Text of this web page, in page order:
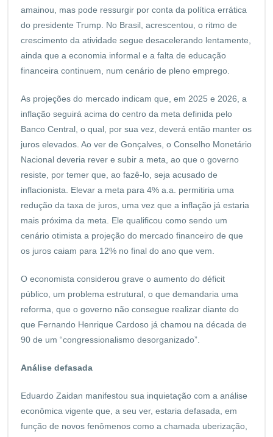
amainou, mas pode ressurgir por conta da política errática
do presidente Trump. No Brasil, acrescentou, o ritmo de
crescimento da atividade segue desacelerando lentamente,
ainda que a economia informal e a falta de educação
financeira continuem, num cenário de pleno emprego.
As projeções do mercado indicam que, em 2025 e 2026, a
inflação seguirá acima do centro da meta definida pelo
Banco Central, o qual, por sua vez, deverá então manter os
juros elevados. Ao ver de Gonçalves, o Conselho Monetário
Nacional deveria rever e subir a meta, ao que o governo
resiste, por temer que, ao fazê-lo, seja acusado de
inflacionista. Elevar a meta para 4% a.a. permitiria uma
redução da taxa de juros, uma vez que a inflação já estaria
mais próxima da meta. Ele qualificou como sendo um
cenário otimista a projeção do mercado financeiro de que
os juros caiam para 12% no final do ano que vem.
O economista considerou grave o aumento do déficit
público, um problema estrutural, o que demandaria uma
reforma, que o governo não consegue realizar diante do
que Fernando Henrique Cardoso já chamou na década de
90 de um “congressionalismo desorganizado”.
Análise defasada
Eduardo Zaidan manifestou sua inquietação com a análise
econômica vigente que, a seu ver, estaria defasada, em
função de novos fenômenos como a chamada uberização,